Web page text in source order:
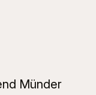
Münder